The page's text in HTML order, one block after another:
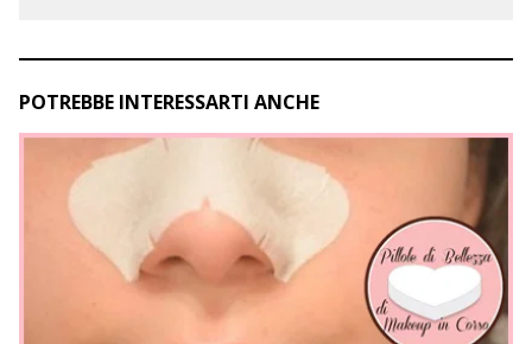
POTREBBE INTERESSARTI ANCHE